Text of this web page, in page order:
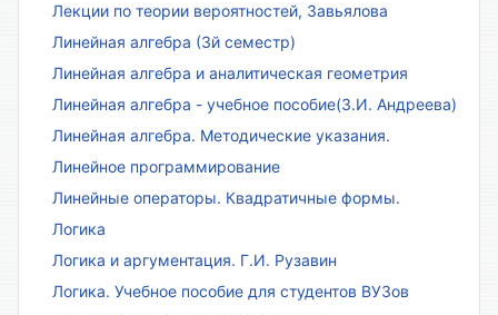
Лекции по теории вероятностей, Завьялова
Линейная алгебра (3й семестр)
Линейная алгебра и аналитическая геометрия
Линейная алгебра - учебное пособие(З.И. Андреева)
Линейная алгебра. Методические указания.
Линейное программирование
Линейные операторы. Квадратичные формы.
Логика
Логика и аргументация. Г.И. Рузавин
Логика. Учебное пособие для студентов ВУЗов